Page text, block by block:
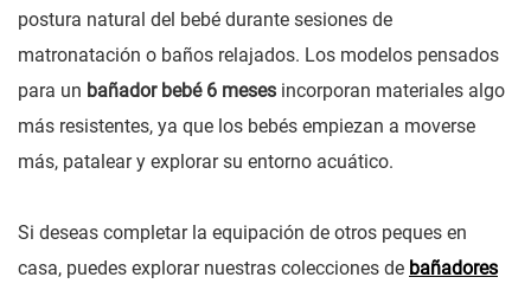
postura natural del bebé durante sesiones de
matronatación o baños relajados. Los modelos pensados
para un bañador bebé 6 meses incorporan materiales algo
más resistentes, ya que los bebés empiezan a moverse
más, patalear y explorar su entorno acuático.
Si deseas completar la equipación de otros peques en
casa, puedes explorar nuestras colecciones de bañadores